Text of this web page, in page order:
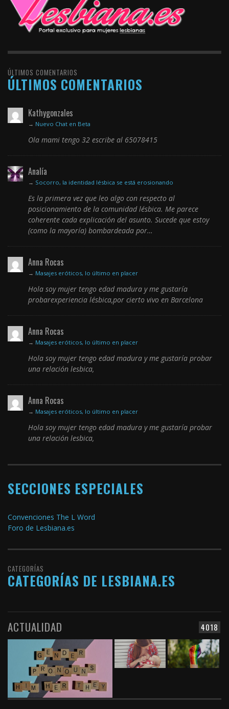
ÚLTIMOS COMENTARIOS
ÚLTIMOS COMENTARIOS
Kathygonzales
→ Nuevo Chat en Beta
Ola mami tengo 32 escribe al 65078415
Analía
→ Socorro, la identidad lésbica se está erosionando
Es la primera vez que leo algo con respecto al
posicionamiento de la comunidad lésbica. Me parece
coherente cada explicación del asunto. Sucede que estoy
(como la mayoría) bombardeada por…
Anna Rocas
→ Masajes eróticos, lo último en placer
Hola soy mujer tengo edad madura y me gustaría
probarexperiencia lésbica,por cierto vivo en Barcelona
Anna Rocas
→ Masajes eróticos, lo último en placer
Hola soy mujer tengo edad madura y me gustaría probar
una relación lesbica,
Anna Rocas
→ Masajes eróticos, lo último en placer
Hola soy mujer tengo edad madura y me gustaría probar
una relación lesbica,
SECCIONES ESPECIALES
Convenciones The L Word
Foro de Lesbiana.es
CATEGORÍAS
CATEGORÍAS DE LESBIANA.ES
4018
ACTUALIDAD